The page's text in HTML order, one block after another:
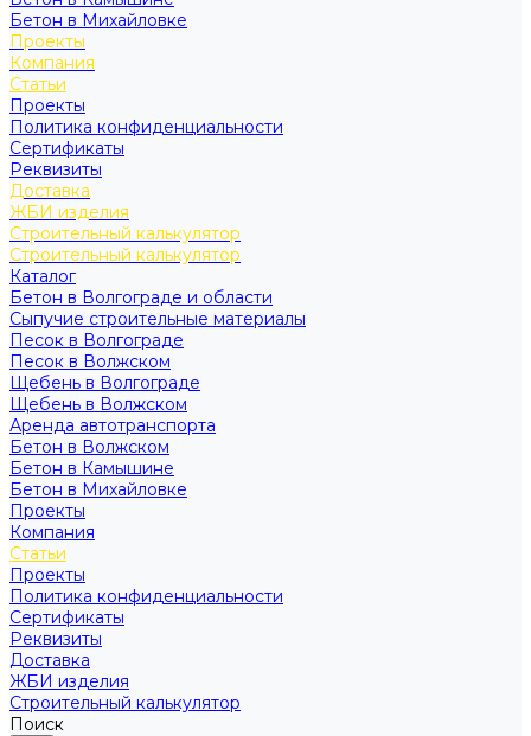
Бетон в Михайловке
Проекты
Компания
Статьи
Проекты
Политика конфиденциальности
Сертификаты
Реквизиты
Доставка
ЖБИ изделия
Строительный калькулятор
Строительный калькулятор
Каталог
Бетон в Волгограде и области
Сыпучие строительные материалы
Песок в Волгограде
Песок в Волжском
Щебень в Волгограде
Щебень в Волжском
Аренда автотранспорта
Бетон в Волжском
Бетон в Камышине
Бетон в Михайловке
Проекты
Компания
Статьи
Проекты
Политика конфиденциальности
Сертификаты
Реквизиты
Доставка
ЖБИ изделия
Строительный калькулятор
Поиск